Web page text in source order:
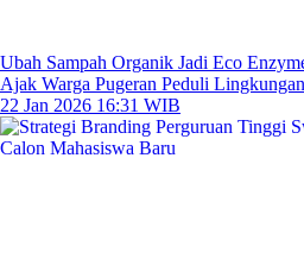
Ubah Sampah Organik Jadi Eco
Ajak Warga Pugeran Peduli Lingkungan
22 Jan 2026 16:31 WIB